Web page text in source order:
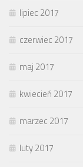
lipiec 2017
czerwiec 2017
maj 2017
kwiecień 2017
marzec 2017
luty 2017